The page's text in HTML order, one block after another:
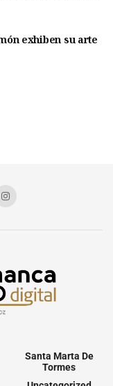
exhiben su arte
Santa Marta De
Tormes